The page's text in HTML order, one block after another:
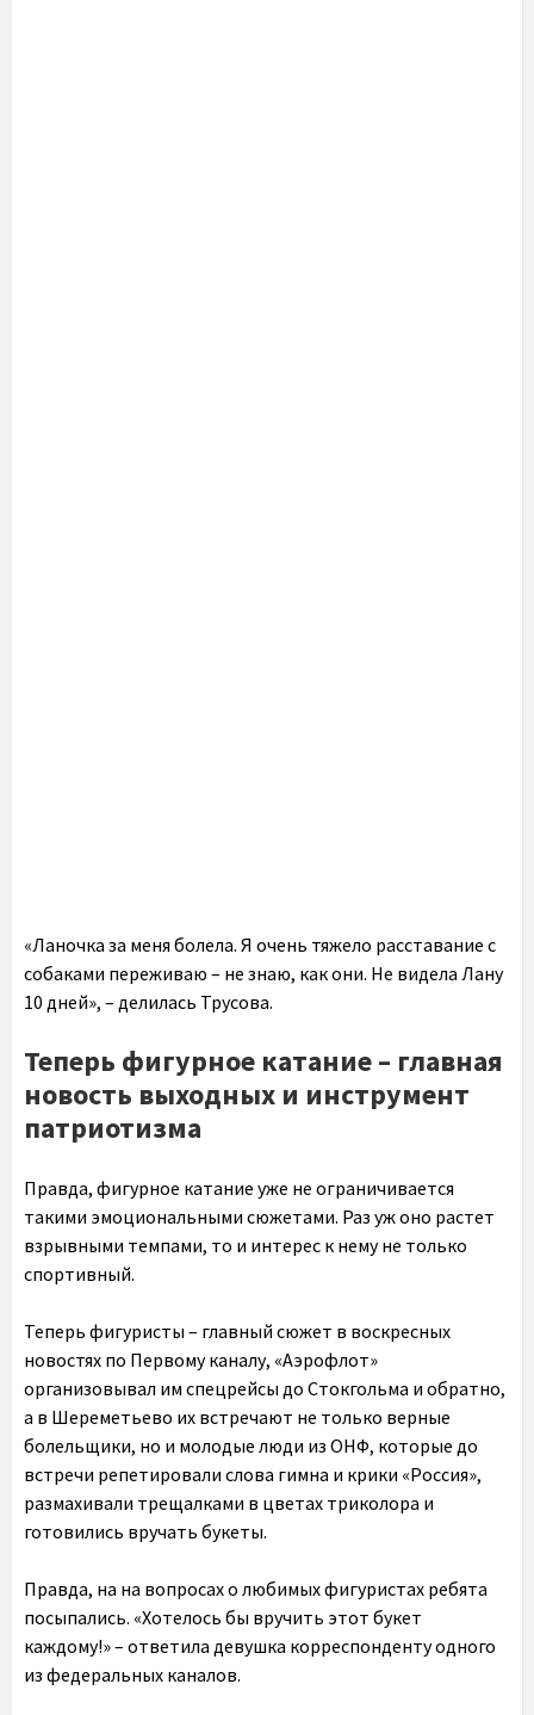
«Ланочка за меня болела. Я очень тяжело расставание с
собаками переживаю – не знаю, как они. Не видела Лану
10 дней», – делилась Трусова.
Теперь фигурное катание – главная
новость выходных и инструмент
патриотизма
Правда, фигурное катание уже не ограничивается
такими эмоциональными сюжетами. Раз уж оно растет
взрывными темпами, то и интерес к нему не только
спортивный.
Теперь фигуристы – главный сюжет в воскресных
новостях по Первому каналу, «Аэрофлот»
организовывал им спецрейсы до Стокгольма и обратно,
а в Шереметьево их встречают не только верные
болельщики, но и молодые люди из ОНФ, которые до
встречи репетировали слова гимна и крики «Россия»,
размахивали трещалками в цветах триколора и
готовились вручать букеты.
Правда, на на вопросах о любимых фигуристах ребята
посыпались. «Хотелось бы вручить этот букет
каждому!» – ответила девушка корреспонденту одного
из федеральных каналов.